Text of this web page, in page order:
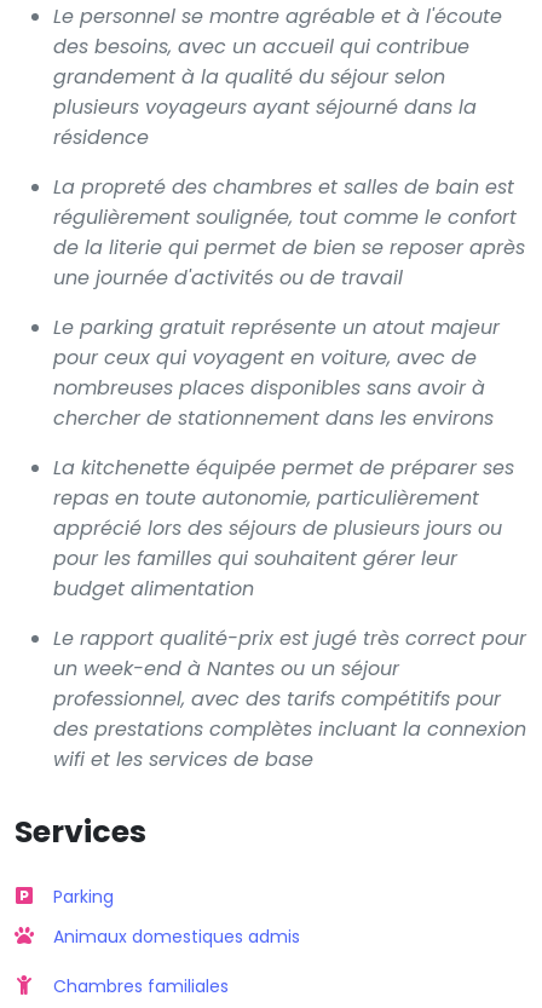
Le personnel se montre agréable et à l'écoute
des besoins, avec un accueil qui contribue
grandement à la qualité du séjour selon
plusieurs voyageurs ayant séjourné dans la
résidence
La propreté des chambres et salles de bain est
régulièrement soulignée, tout comme le confort
de la literie qui permet de bien se reposer après
une journée d'activités ou de travail
Le parking gratuit représente un atout majeur
pour ceux qui voyagent en voiture, avec de
nombreuses places disponibles sans avoir à
chercher de stationnement dans les environs
La kitchenette équipée permet de préparer ses
repas en toute autonomie, particulièrement
apprécié lors des séjours de plusieurs jours ou
pour les familles qui souhaitent gérer leur
budget alimentation
Le rapport qualité-prix est jugé très correct pour
un week-end à Nantes ou un séjour
professionnel, avec des tarifs compétitifs pour
des prestations complètes incluant la connexion
wifi et les services de base
Services
Parking
Animaux domestiques admis
Chambres familiales